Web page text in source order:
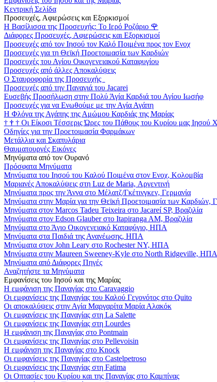
Κεντρική Σελίδα
Προσευχές, Αφιερώσεις και Εξορκισμοί
Η Βασίλισσα της Προσευχής: Το Ιερό Ροζάριο 🌹
Διάφορες Προσευχές, Αφιερώσεις και Εξορκισμοί
Προσευχές από τον Ιησού τον Καλό Ποιμένα προς τον Ενοχ
Προσευχές για τη Θεϊκή Προετοιμασία των Καρδιών
Προσευχές του Αγίου Οικογενειακού Καταφυγίου
Προσευχές από άλλες Αποκαλύψεις
Ο Σταυροφορία της Προσευχής
Προσευχές από την Παναγιά του Jacarei
Ευσεβής Προσήλωση στην Πολύ Άγία Καρδιά του Αγίου Ιωσήφ
Προσευχές για να Ενωθούμε με την Αγία Αγάπη
Η Φλόγα της Αγάπης της Αμώμου Καρδιάς της Μαρίας
† † † Οι Είκοσι Τέσσερις Ώρες του Πάθους του Κυρίου μας Ιησού
Οδηγίες για την Προετοιμασία Φαρμάκων
Μετάλλια και Σκαπυλάρια
Θαυματουργές Εικόνες
Μηνύματα από τον Ουρανό
Πρόσφατα Μηνύματα
Μηνύματα του Ιησού του Καλού Ποιμένα στον Ενοχ, Κολομβία
Μαριανές Αποκαλύψεις στη Luz de Maria, Αργεντινή
Μηνύματα προς την Άννα στο Μέλατζ/Γκέτινγκεν, Γερμανία
Μηνύματα στην Μαρία για την Θεϊκή Προετοιμασία των Καρδιών,
Μηνύματα στον Marcos Tadeu Teixeira στο Jacareí SP, Βραζιλία
Μηνύματα στον Edson Glauber στο Itapiranga AM, Βραζιλία
Μηνύματα στο Άγιο Οικογενειακό Καταφύγιο, ΗΠΑ
Μηνύματα στα Παιδιά της Ανανέωσης, ΗΠΑ
Μηνύματα στον John Leary στο Rochester NY, ΗΠΑ
Μηνύματα στην Maureen Sweeney-Kyle στο North Ridgeville, ΗΠΑ
Μηνύματα από Διάφορες Πηγές
Αναζητήστε τα Μηνύματα
Εμφανίσεις του Ιησού και της Μαρίας
Η εμφάνιση της Παναγίας στο Caravaggio
Οι εμφανίσεις της Παναγίας του Καλού Γεγονότος στο Quito
Οι αποκαλύψεις στην Αγία Μαργαρίτα Μαρία Αλακόκ
Οι εμφανίσεις της Παναγίας στη La Salette
Οι εμφανίσεις της Παναγίας στη Lourdes
Η εμφάνιση της Παναγίας στο Pontmain
Οι εμφανίσεις της Παναγίας στο Pellevoisin
Η εμφάνιση της Παναγίας στο Knock
Οι εμφανίσεις της Παναγίας στο Castelpetroso
Οι εμφανίσεις της Παναγίας στη Fatima
Οι Οπτασίες του Κυρίου και της Παναγίας στο Καμπίνας